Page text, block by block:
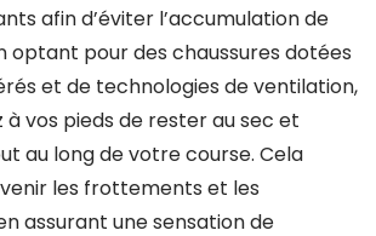
afin d’éviter l’accumulation de
optant pour des chaussures dotées
et de technologies de ventilation,
vos pieds de rester au sec et
au long de votre course. Cela
les frottements et les
assurant une sensation de